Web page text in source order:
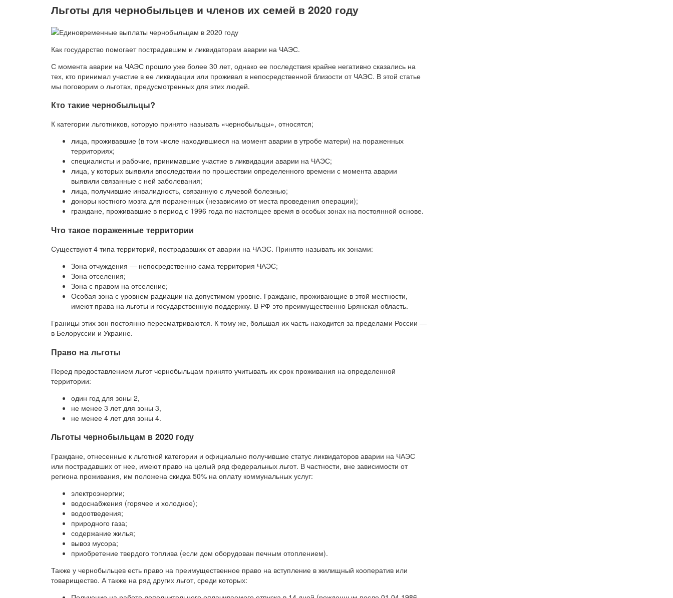
Льготы для чернобыльцев и членов их семей в 2020 году
Как государство помогает пострадавшим и ликвидаторам аварии на ЧАЭС.
С момента аварии на ЧАЭС прошло уже более 30 лет, однако ее последствия крайне негативно сказались на
тех, кто принимал участие в ее ликвидации или проживал в непосредственной близости от ЧАЭС. В этой статье
мы поговорим о льготах, предусмотренных для этих людей.
Кто такие чернобыльцы?
К категории льготников, которую принято называть «чернобыльцы», относятся;
лица, проживавшие (в том числе находившиеся на момент аварии в утробе матери) на пораженных
территориях;
специалисты и рабочие, принимавшие участие в ликвидации аварии на ЧАЭС;
лица, у которых выявили впоследствии по прошествии определенного времени с момента аварии
выявили связанные с ней заболевания;
лица, получившие инвалидность, связанную с лучевой болезнью;
доноры костного мозга для пораженных (независимо от места проведения операции);
граждане, проживавшие в период с 1996 года по настоящее время в особых зонах на постоянной основе.
Что такое пораженные территории
Существуют 4 типа территорий, пострадавших от аварии на ЧАЭС. Принято называть их зонами:
Зона отчуждения — непосредственно сама территория ЧАЭС;
Зона отселения;
Зона с правом на отселение;
Особая зона с уровнем радиации на допустимом уровне. Граждане, проживающие в этой местности,
имеют права на льготы и государственную поддержку. В РФ это преимущественно Брянская область.
Границы этих зон постоянно пересматриваются. К тому же, большая их часть находится за пределами России —
в Белоруссии и Украине.
Право на льготы
Перед предоставлением льгот чернобыльцам принято учитывать их срок проживания на определенной
территории:
один год для зоны 2,
не менее 3 лет для зоны 3,
не менее 4 лет для зоны 4.
Льготы чернобыльцам в 2020 году
Граждане, отнесенные к льготной категории и официально получившие статус ликвидаторов аварии на ЧАЭС
или пострадавших от нее, имеют право на целый ряд федеральных льгот. В частности, вне зависимости от
региона проживания, им положена скидка 50% на оплату коммунальных услуг:
электроэнергии;
водоснабжения (горячее и холодное);
водоотведения;
природного газа;
содержание жилья;
вывоз мусора;
приобретение твердого топлива (если дом оборудован печным отоплением).
Также у чернобыльцев есть право на преимущественное право на вступление в жилищный кооператив или
товарищество. А также на ряд других льгот, среди которых: